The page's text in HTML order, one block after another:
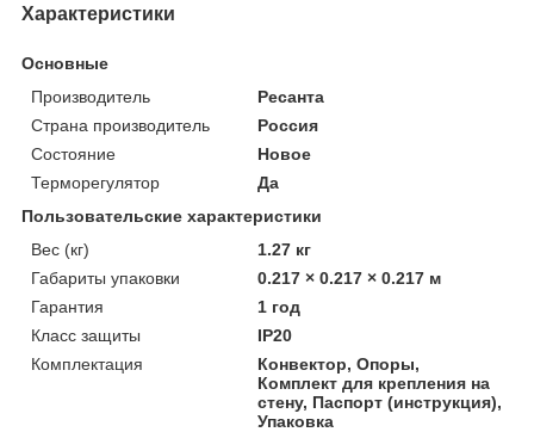
Характеристики
Основные
Производитель
Ресанта
Страна производитель
Россия
Состояние
Новое
Терморегулятор
Да
Пользовательские характеристики
Вес (кг)
1.27 кг
Габариты упаковки
0.217 × 0.217 × 0.217 м
Гарантия
1 год
Класс защиты
IP20
Комплектация
Конвектор, Опоры,
Комплект для крепления на
стену, Паспорт (инструкция),
Упаковка